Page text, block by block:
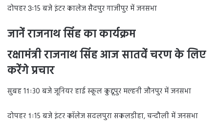
दोपहर 3ः15 बजे इंटर कालेज सैदपुर गाजीपुर में जनसभा
जानें राजनाथ सिंह का कार्यक्रम
रक्षामंत्री राजनाथ सिंह आज सातवें चरण के लिए
करेंगे प्रचार
सुबह 11ः30 बजे जूनियर हाई स्कूल कुद्दूपुर मल्हनी जौनपुर में जनसभा
दोपहर 1ः15 बजे इंटर कॉलेज सदलपुरा सकलडीहा, चन्दौली में जनसभा